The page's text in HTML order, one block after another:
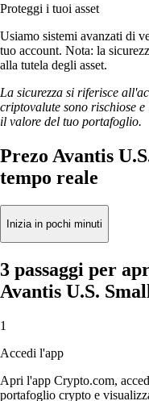
Proteggi i tuoi asset
Usiamo sistemi avanzati di
tuo account. Nota: la
alla tutela degli asset.
La sicurezza si riferisce
criptovalute sono rischiose
il valore del tuo portafoglio.
Prezo Avantis
tempo reale
Inizia in pochi minuti
3 passaggi per
Avantis U.S.
1
Accedi l'app
Apri l'app Crypto.com,
portafoglio crypto e